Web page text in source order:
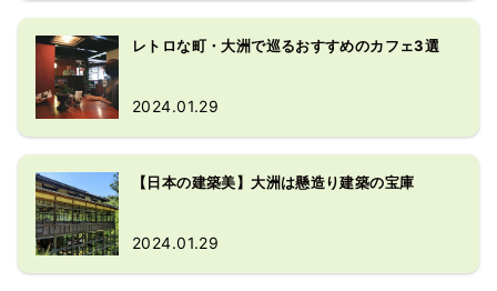
レトロな町・大洲で巡るおすすめのカフェ3選
2024.01.29
【日本の建築美】大洲は懸造り建築の宝庫
2024.01.29